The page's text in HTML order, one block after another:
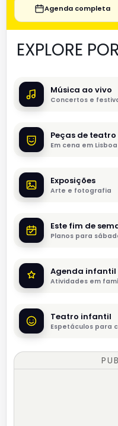
Agenda completa
EXPLORE
Música ao vivo
Concertos e
Peças de teatro
Em cena em Lisboa
Exposições
Arte e fotografia
Este fim de
Planos para
Agenda infantil
Atividades em
Teatro infantil
Espetáculos para